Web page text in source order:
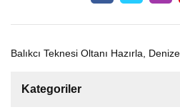
Balıkcı Teknesi Oltanı Hazırla,
Kategoriler